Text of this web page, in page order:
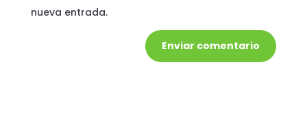
nueva entrada.
Enviar comentario